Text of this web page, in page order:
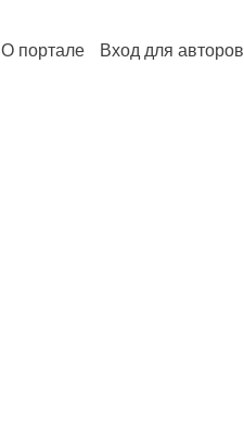
О портале Вход для авторов